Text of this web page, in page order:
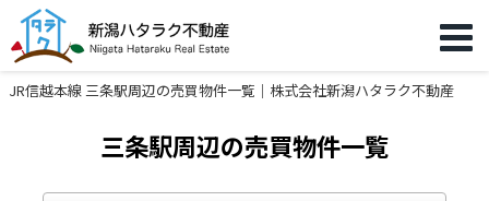
JR信越本線 三条駅周辺の売買物件一覧｜株式会社新潟ハタラク不動産
三条駅周辺の売買物件一覧